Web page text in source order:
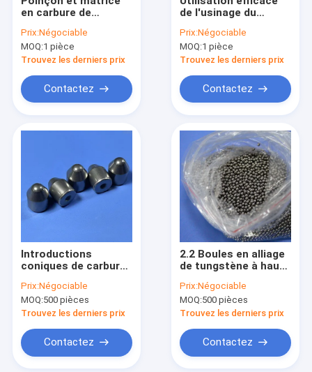
Vidéos
À propos de nous
Visite de l'usine
Nous contacter
Demandez un devis
en carbure de
précision pour
l'emboutissage de
boîtiers de batteries
personnalisée
Prix:Négociable
MOQ:1 pièce
Trouvez les derniers prix
Contactez
de l'usinage du
pour la matrice
d'emboutissage du
noyau du stator
Prix:Négociable
MOQ:1 pièce
Trouvez les derniers prix
Contactez
Introductions
coniques de carbure
forage à pression
moyenne et basse
DTH
Prix:Négociable
MOQ:500 pièces
Trouvez les derniers prix
Contactez
2.2 Boules en alliage
de tungstène à haute
qualité supérieure de
diamètre
Prix:Négociable
MOQ:500 pièces
Trouvez les derniers prix
Contactez